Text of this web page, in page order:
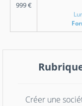
999€
Créer une